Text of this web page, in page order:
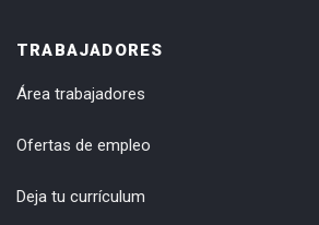
TRABAJADORES
Área trabajadores
Ofertas de empleo
Deja tu currículum